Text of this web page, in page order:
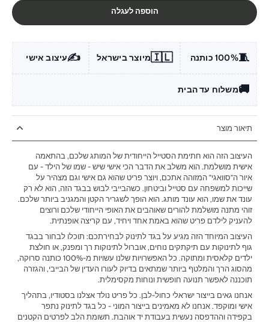
הוספה לעגלה
🧵100% כותנה 🇮🇱מיוצר בישראל ✍️עיצוב אישי
🚚משלוח עד הבית
תיאור מוצר
העיצוב הזה הוא חתימת הסטייל הייחודית של המותג שלכם, בהתאמה
אישית מושלמת. הוא משלב את הדבר הכי אישי שיש - שמו של הילד - עם
איור ה"סוואגי" המזוהה אתכם, ויוצר פריט שהוא גם אישי וגם מצהיר על
שייכות למשפחה עם סטייל וביטחון. כשהבייבי לבוש בבגד הזה, הוא לא רק
עונד את שמו, הוא עונד מותג. הוא הופך לשגריר הקטן והמגניב ביותר שלכם.
זוהי מתנה מושלמת להורים שאוהבים את האופי הייחודי שלכם ורוצים
להעניק לילדם פריט שהוא באמת אחד ויחיד, עם קריצה אופנתית.
‫העיצוב המיוחד הזה מגיע על בגד לתינוק לבחירתכם: תוכלו לבחור בבגד
גוף לתינוקות עם תיקתקים נוחים, אוברול לתינוקות רך ומפנק, או חולצת
ילדים קלאסית ומתוקה. כל האפשרויות שלנו עשויות מ-100% כותנה סרוקה,
מהסוג הרך והמלטף ביותר שמתאים בדיוק לעורו העדין של הבייבי, והגזרה
תוכננה לאפשר תנועה חופשית ונוחות מקסימלית.‬
אנחנו גאים בייצור ישראלי כחול-לבן. כל פריט נולד אצלנו בסטודיו, בתהליך
אישי ומוקפד. אנחנו לא מאמינים בייצור המוני - כל בגד לתינוק נתפר
בקפידה וההדפסה נעשית בעבודת יד אוהבת. תשומת הלב לפרטים הקטנים